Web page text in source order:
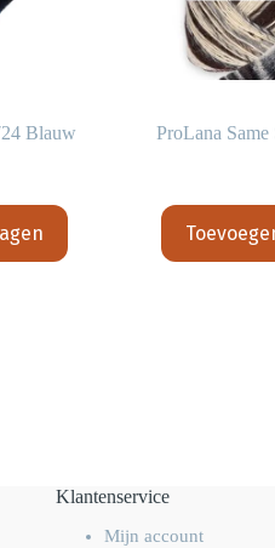
Blauw ProLana
Klantenservice
Mijn account